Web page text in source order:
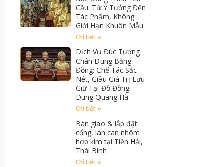
Cầu: Từ Ý Tưởng Đến
Tác Phẩm, Không
Giới Hạn Khuôn Mẫu
Chi tiết »
Dịch Vụ Đúc Tượng
Chân Dung Bằng
Đồng: Chế Tác Sắc
Nét, Giàu Giá Trị Lưu
Giữ Tại Đồ Đồng
Dung Quang Hà
Chi tiết »
Bàn giao & lắp đặt
cổng, lan can nhôm
hợp kim tại Tiền Hải,
Thái Bình
Chi tiết »